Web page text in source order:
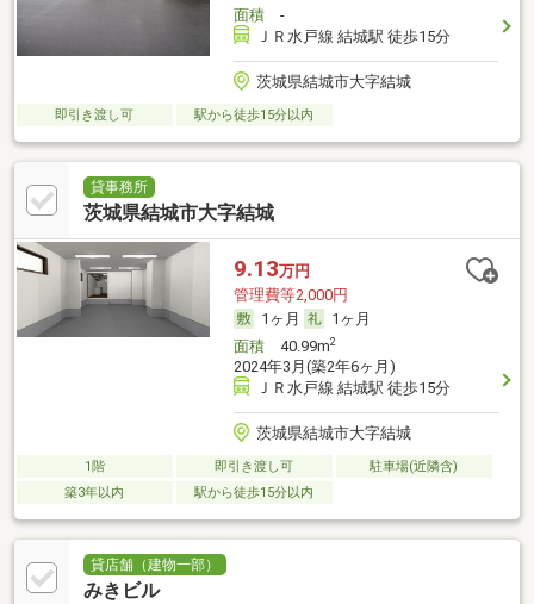
面積-
ＪＲ水戸線 結城駅 徒歩15分
茨城県結城市大字結城
即引き渡し可 駅から徒歩15分以内
貸事務所
茨城県結城市大字結城
9.13万円
管理費等2,000円
1ヶ月
1ヶ月
面積40.99m2
2024年3月(築2年6ヶ月)
ＪＲ水戸線 結城駅 徒歩15分
茨城県結城市大字結城
1階 即引き渡し可
駐車場(近隣含)
築3年以内
駅から徒歩15分以内
貸店舗（建物一部）
みきビル